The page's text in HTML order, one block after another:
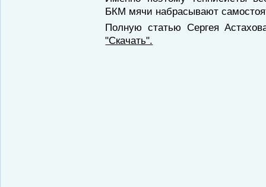
БКМ мячи набрасывают
Полную статью Сергея
"Скачать".